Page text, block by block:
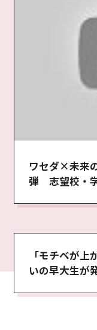
ワセダ×未来
弾 志望校・
「モチベが
いの早大生が